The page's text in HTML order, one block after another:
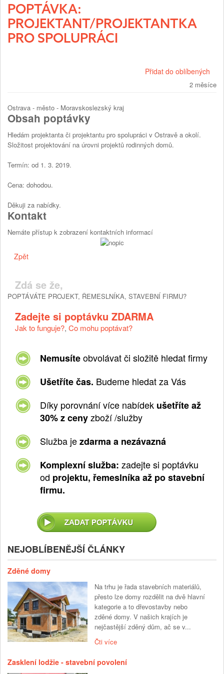
POPTÁVKA:
PROJEKTANT/PROJEKTANTKA
PRO SPOLUPRÁCI
Přidat do oblíbených
2 měsíce
Ostrava - město - Moravskoslezský kraj
Obsah poptávky
Hledám projektanta či projektantu pro spolupráci v Ostravě a okolí.
Složitost projektování na úrovni projektů rodinných domů.
Termín: od 1. 3. 2019.
Cena: dohodou.
Děkuji za nabídky.
Kontakt
Nemáte přístup k zobrazení kontaktních informací
Zpět
Zdá se že,
POPTÁVÁTE PROJEKT, ŘEMESLNÍKA, STAVEBNÍ FIRMU?
Zadejte si poptávku ZDARMA
Jak to funguje?, Co mohu poptávat?
Nemusíteobvolávat či složitě hledat firmy
Ušetříte čas. Budeme hledat za Vás
Díky porovnání více nabídek ušetříte až
30% z cenyzboží /služby
Služba jezdarma a nezávazná
Komplexní služba: zadejte si poptávku
od projektu, řemeslníka až po stavební
firmu.
NEJOBLÍBENĚJŠÍ ČLÁNKY
Zděné domy
Na trhu je řada stavebních materiálů,
přesto lze domy rozdělit na dvě hlavní
kategorie a to dřevostavby nebo
zděné domy. V našich krajích je
nejčastější zděný dům, ač se v...
Čti více
Zasklení lodžie - stavební povolení